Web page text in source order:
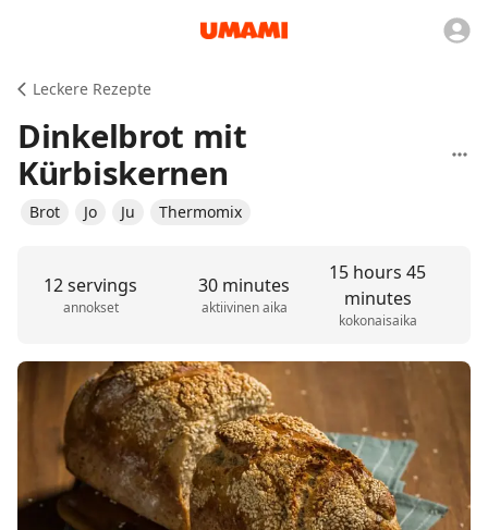
Leckere Rezepte
Dinkelbrot mit
Kürbiskernen
Brot Jo Ju Thermomix
12 servings
annokset
30 minutes
aktiivinen aika
15 hours 45
minutes
kokonaisaika